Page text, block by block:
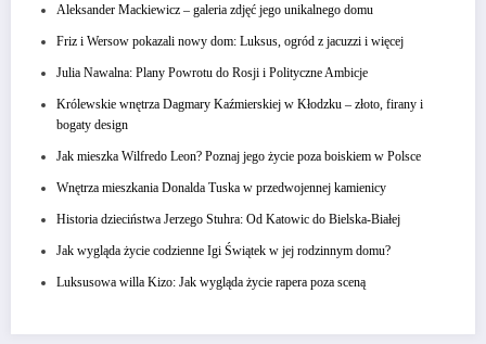
Aleksander Mackiewicz – galeria zdjęć jego unikalnego domu
Friz i Wersow pokazali nowy dom: Luksus, ogród z jacuzzi i więcej
Julia Nawalna: Plany Powrotu do Rosji i Polityczne Ambicje
Królewskie wnętrza Dagmary Kaźmierskiej w Kłodzku – złoto, firany i
bogaty design
Jak mieszka Wilfredo Leon? Poznaj jego życie poza boiskiem w Polsce
Wnętrza mieszkania Donalda Tuska w przedwojennej kamienicy
Historia dzieciństwa Jerzego Stuhra: Od Katowic do Bielska-Białej
Jak wygląda życie codzienne Igi Świątek w jej rodzinnym domu?
Luksusowa willa Kizo: Jak wygląda życie rapera poza sceną